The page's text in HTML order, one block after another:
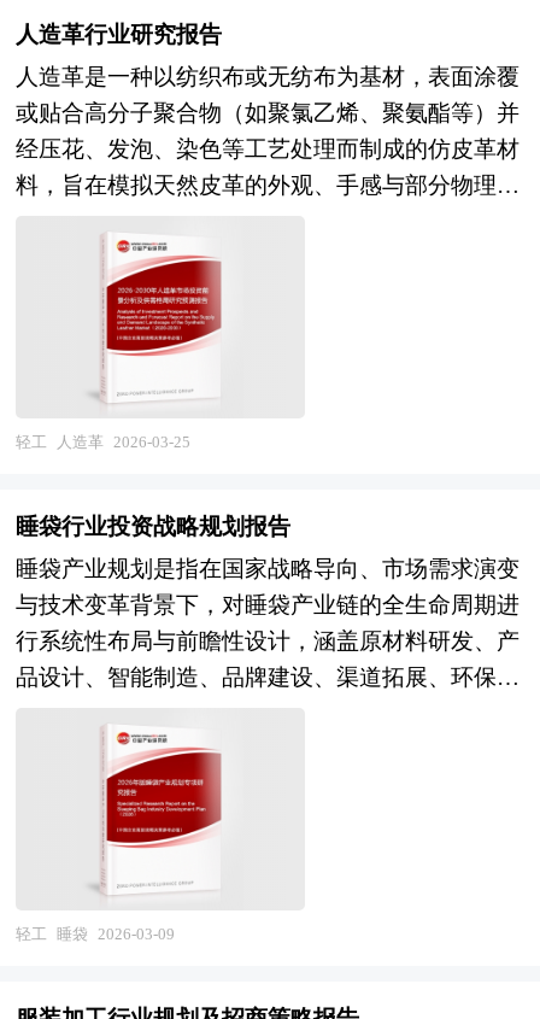
中国行业研究网、全国及海外相关报刊杂志的基础
信息以及婴童服饰行业研究单位等公布和提供的大
量资料。报告对我国婴童服饰行业的供需状况、发
展现状、子行业发展变化等进行了分析，重点分析
了国内外婴童服饰行业的发展现状、如何面对行业
的发展挑战、行业的发展建议、行业竞争力，以及
行业的投资分析和趋势预测等等。报告还综合了婴
童服饰行业的整体发展动态，对行业在产品方面提
供了参考建议和具体解决办法。报告对于婴童服饰
产品生产企业、经销商、行业管理部门以及拟进入
该行业的投资者具有重要的参考价值，对于研究我
国婴童服饰行业发展规律、提高企业的运营效率、
志的基础信息以及运动服装行业研究单位等公布和
提供的大量资料。报告对我国运动服装行业的供需
状况、发展现状、子行业发展变化等进行了分析，
重点分析了国内外运动服装行业的发展现状、如何
面对行业的发展挑战、行业的发展建议、行业竞争
综合了运动服装行业的整体发展动态，对行业在产
品方面提供了参考建议和具体解决办法。报告对于
运动服装产品生产企业、经销商、行业管理部门以
及拟进入该行业的投资者具有重要的参考价值，对
于研究我国运动服装行业发展规律、提高企业的运
营效率、促进企业的发展壮大有学术和实践的双重
重塑行业生产模式、产品性能时，技术落地应用过
当政策层面为行业智能化转型、绿色发展提供资金
补贴、税收优惠等支持时，政策红利覆盖的领域，
同样会吸引资本涌入，形成投资机会。 在2026-
2030年的全球经济格局深度调整与国内高质量发展
双轮驱动下，中国真皮市场正经历从规模扩张向价
值重构的关键转型。作为连接产业链上游资源供给
与下游消费升级的核心枢纽，该市场不仅承载着保
障基础民生、推动区域经济协同发展的战略使命，
更在“双循环”新发展格局下，成为技术迭代、模式
创新与资本融合的试验田。当前，市场呈现三大核
心趋势：其一，技术融合化加速，AI、区块链、物
条，推动产品功能升级与商业模式创新；其二，需
求结构化分化，健康化、个性化、便捷化消费需求
爆发，催生功能性产品、精准营养服务、绿色环保
包装等细分赛道；其三，竞争生态化重构，头部企
业通过全产业链布局巩固优势，区域品牌依托差异
优势重塑行业规则。 本报告由中研普华咨询公司
领衔撰写，在大量周密的市场调研基础上，主要依
据了国家统计局、国家经济信息中心、中国证券监
督管理委员会、中国证券业协会、中国行业研究
网、国内外相关报刊杂志的基础信息以及企业IPO
专业研究单位等公布和提供的大量资料。首先介绍
人造革行业研究报告
人造革是一种以纺织布或无纺布为基材，表面涂覆
或贴合高分子聚合物（如聚氯乙烯、聚氨酯等）并
经压花、发泡、染色等工艺处理而制成的仿皮革材
料，旨在模拟天然皮革的外观、手感与部分物理性
能。其核心结构通常包括底布层、粘合层和面层，
其中面层通过调控树脂配方与加工参数可实现不同
的光泽度、柔软度、耐磨性及透气性。 根据所用
高分子材料的不同，人造革主要分为聚氯乙烯人造
革（PVC革）和聚氨酯人造革（PU革）两大类：
前者成本较低、耐候性好，但手感偏硬、低温易
脆；后者弹性更佳、透气透湿性优、触感接近真
过添加阻燃剂、抗菌剂、抗紫外线助剂等功能性成
干法、湿法、转移涂层等多种技术路径，其中湿法
PU革因具有微孔结构而具备更好的仿真效果。相
较于天然皮革，人造革具有原料来源稳定、价格可
控、规格均一、易于裁剪缝制及色彩丰富等优势，
同时避免了动物屠宰，在伦理与可持续性方面具有
一定吸引力。 然而，其在耐用性、吸湿排汗性及
长期使用后的老化性能方面仍与优质真皮存在差
距。随着环保法规趋严与消费者对绿色材料需求提
升，行业正加速向水性聚氨酯、生物基树脂、可降
解基材等方向转型，以降低挥发性有机物排放与环
境负荷。作为重要的代用材料，人造革已广泛应用
轻工 人造革 2026-03-25
睡袋行业投资战略规划报告
睡袋产业规划是指在国家战略导向、市场需求演变
与技术变革背景下，对睡袋产业链的全生命周期进
行系统性布局与前瞻性设计，涵盖原材料研发、产
品设计、智能制造、品牌建设、渠道拓展、环保合
规及可持续发展等关键环节的统筹安排，旨在推动
产业由传统制造向高质量、高附加值、绿色化和智
能化方向转型升级。 产业规划一般包括产业发展
现状、产业特征分析、产业发展目标和发展定位、
产业发展重点方向、产业空间引导和产业发展政策
等。随着中国对外开放程度的深化，经济全球化和
区域化对产业发展的影响显著增强，产业间的竞争
展趋势和空间变化态势，对产业发展和规划具有重
轻工 睡袋 2026-03-09